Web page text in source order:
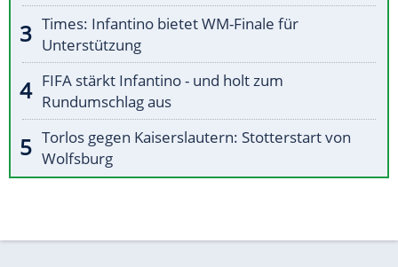
Times: Infantino bietet WM-Finale für
Unterstützung
FIFA stärkt Infantino - und holt zum
Rundumschlag aus
Torlos gegen Kaiserslautern: Stotterstart von
Wolfsburg